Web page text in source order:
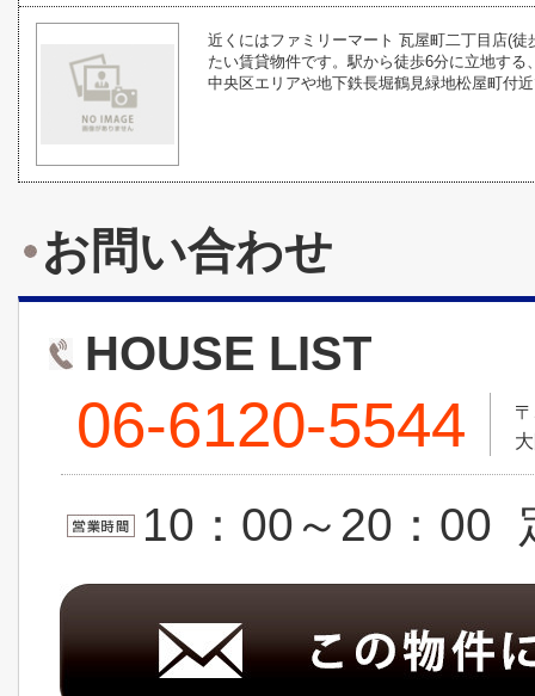
近くにはファミリーマート 瓦屋町二丁目店(
たい賃貸物件です。駅から徒歩6分に立地す
中央区エリアや地下鉄長堀鶴見緑地松屋町付
お問い合わせ
HOUSE LIST
06-6120-5544
10：00～20：00